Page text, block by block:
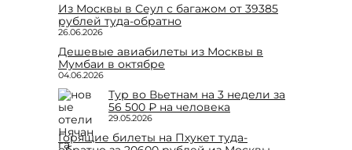
Из Москвы в Сеул с багажом от 39385
рублей туда-обратно
26.06.2026
Дешевые авиабилеты из Москвы в
Мумбаи в октябре
04.06.2026
Тур во Вьетнам на 3 недели за
56 500 ₽ на человека
29.05.2026
Горящие билеты на Пхукет туда-